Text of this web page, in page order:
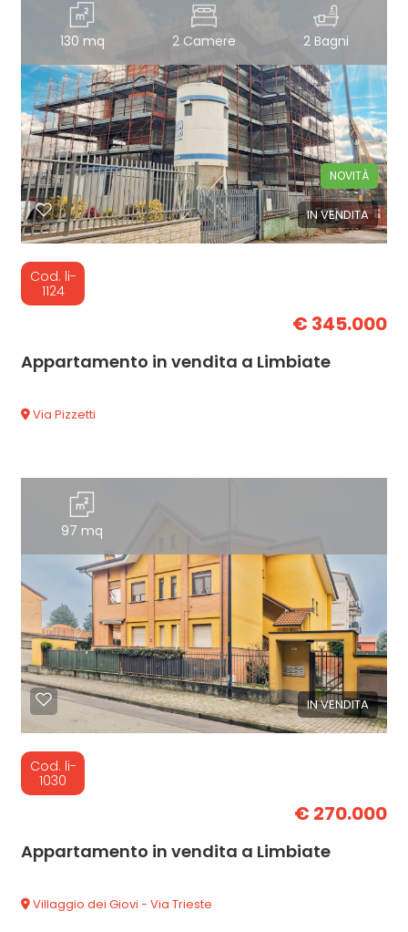
130 mq 2 Camere 2 Bagni
IN VENDITA
NOVITÀ
Cod. li-
1124
€ 345.000
Appartamento in vendita a Limbiate
Via Pizzetti
97 mq
IN VENDITA
Cod. li-
1030
€ 270.000
Appartamento in vendita a Limbiate
Villaggio dei Giovi - Via Trieste